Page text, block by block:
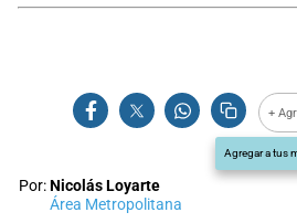
+
Agregar a tus
Por:Nicolás Loyarte
Área Metropolitana